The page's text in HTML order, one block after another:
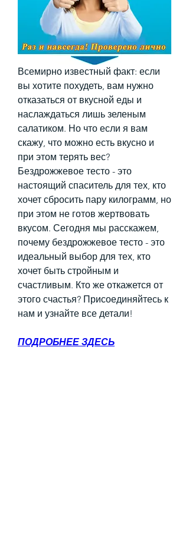
Всемирно известный факт: если
вы хотите похудеть, вам нужно
отказаться от вкусной еды и
наслаждаться лишь зеленым
салатиком. Но что если я вам
скажу, что можно есть вкусно и
при этом терять вес?
Бездрожжевое тесто - это
настоящий спаситель для тех, кто
хочет сбросить пару килограмм, но
при этом не готов жертвовать
вкусом. Сегодня мы расскажем,
почему бездрожжевое тесто - это
идеальный выбор для тех, кто
хочет быть стройным и
счастливым. Кто же откажется от
этого счастья? Присоединяйтесь к
нам и узнайте все детали!
ПОДРОБНЕЕ ЗДЕСЬ